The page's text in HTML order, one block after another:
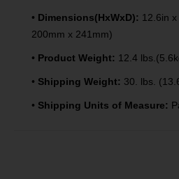
• Dimensions(HxWxD): 12.6in
200mm x 241mm)
• Product Weight: 12.4
• Shipping Weight: 30. lbs.
• Shipping Units of Measure: